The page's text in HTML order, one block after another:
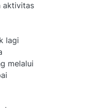
aktivitas
lagi
melalui